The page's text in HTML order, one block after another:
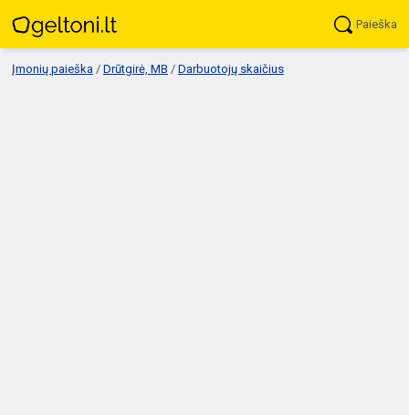
Paieška
Įmonių paieška / Drūtgirė, MB / Darbuotojų skaičius